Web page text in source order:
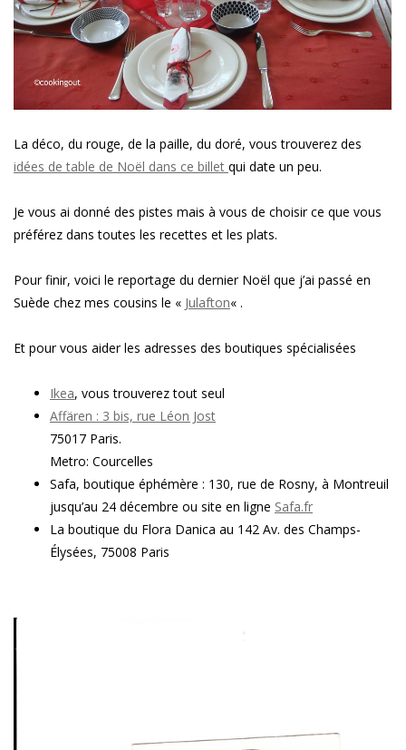
La déco, du rouge, de la paille, du doré, vous trouverez des
idées de table de Noël dans ce billet qui date un peu.
Je vous ai donné des pistes mais à vous de choisir ce que vous
préférez dans toutes les recettes et les plats.
Pour finir, voici le reportage du dernier Noël que j’ai passé en
Suède chez mes cousins le « Julafton« .
Et pour vous aider les adresses des boutiques spécialisées
Ikea, vous trouverez tout seul
Affären : 3 bis, rue Léon Jost
75017 Paris.
Metro: Courcelles
Safa, boutique éphémère : 130, rue de Rosny, à Montreuil
jusqu’au 24 décembre ou site en ligne Safa.fr
La boutique du Flora Danica au 142 Av. des Champs-
Élysées, 75008 Paris